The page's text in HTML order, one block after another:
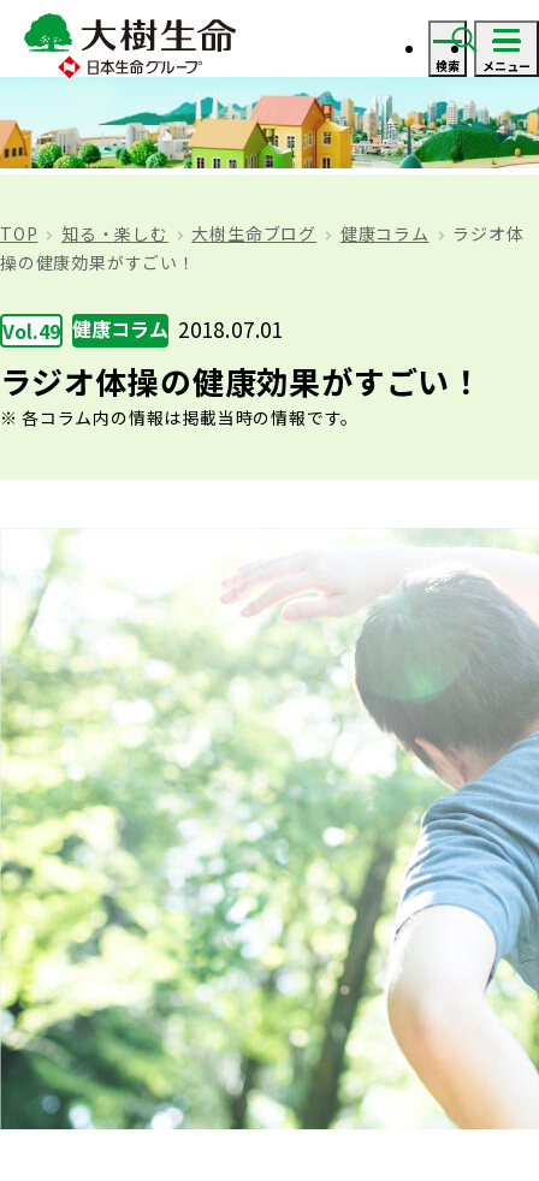
検索 メニュー
ログイン
ご契約者さま トップ
契約内容の確認・変更
書類の再発行
満期保険金などのご請求
資金の引出し
保険料の払込み・貸付金のご返済
マイナンバーカードによるお手続き
その他のお手続き
ご契約者さま向けサービス
外貨建保険の円換算レートについて
諸利率のお知らせ
お客さま宛通知「大樹生命からのお知ら
せ」について
保険をご検討のお客さま
商品を選ぶ
探してみよう！あなたにぴったりな保険
生命保険商品一覧
損害保険商品
生命保険について知る
大樹あんしんナビゲーター
法人のお客さま トップ
各都道府県中小企業団体中央会の会員の
皆さま
福利厚生制度関連
福利厚生制度等
ガイドブック「団体保険における保険金・給付金
のご請求手続きとお支払いについて」
大樹 企業保険ダイレクトシステム（団体保険の
各種照会・お手続きサービス）
団体年金制度関連
団体年金制度
団体年金運用商品
知る・楽しむ
知る・楽しむ トップ
大樹生命ブログ
お金について知る
公的保障試算ツール
相続税シミュレーション
教育費シミュレーター
健康について知る
長生き診断
体内環境チェック
大樹生命について
大樹生命について トップ
トップメッセージ
会社情報
業績案内
お客さま本位の業務運営
サステナビリティ経営
機関投資家としての役割
よくある質問 お問合せ
TOP 知る・楽しむ 大樹生命ブログ 健康コラム
ラジオ体
操の健康効果がすごい！
Vol.49 健康コラム 2018.07.01
ラジオ体操の健康効果がすごい！
各コラム内の情報は掲載当時の情報です。